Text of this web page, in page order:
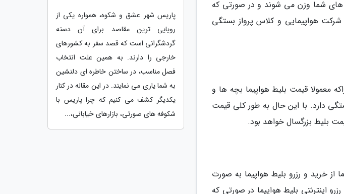
های شما وزن می شوند و در صورتی که
شرکت هواپیمایی و کلاس پرواز بستگی
معمولا قیمت بلیط هواپیما بچه ها و
دارد. با این حال به طور کلی قیمت
از خرید و رزرو بلیط هواپیما به صورت
اینترنتی بلیط هواپیما در صورتی که
پاریس شهر عشق و شکوه، همواره یکی از
رویایی ترین مقاصد برای آن دسته
گردشگرانی است که قصد سفر به کشورهای
خارجی را دارند. به همین علت انتخاب
فصل مناسب، در ساختن خاطره ای دلنشین
به شما یاری می نمایند. در این مقاله در کنار
یکدیگر کشف می کنیم که چرا پاریس با
شکوفه های صورتی، بازارهای خیابانی،...